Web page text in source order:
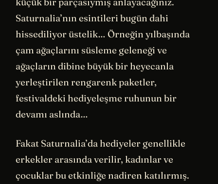
Saturnalia’nın esintileri bugün dahi
hissediliyor üstelik… Örneğin yılbaşında
çam ağaçlarını süsleme geleneği ve
ağaçların dibine büyük bir heyecanla
yerleştirilen rengarenk paketler,
festivaldeki hediyeleşme ruhunun bir
devamı aslında…
Fakat Saturnalia’da hediyeler genellikle
erkekler arasında verilir, kadınlar ve
çocuklar bu etkinliğe nadiren katılırmış.